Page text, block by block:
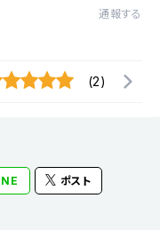
通報する
(2)
ポスト